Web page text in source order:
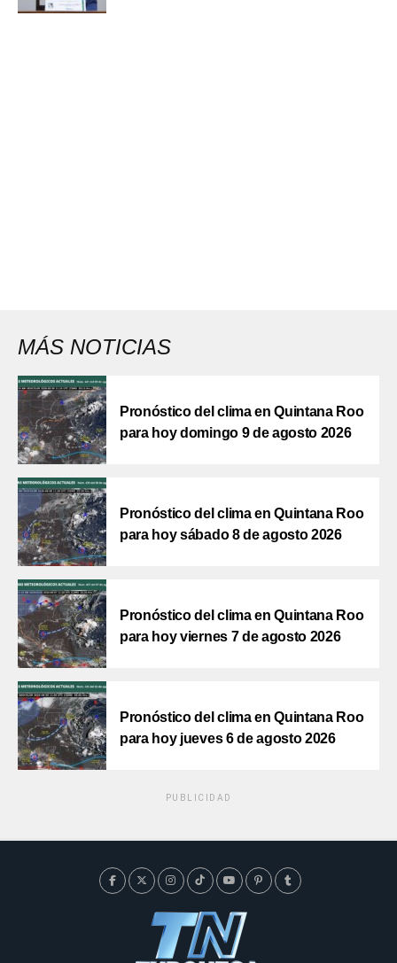
MÁS NOTICIAS
Pronóstico del clima en Quintana Roo
para hoy domingo 9 de agosto 2026
Pronóstico del clima en Quintana Roo
para hoy sábado 8 de agosto 2026
Pronóstico del clima en Quintana Roo
para hoy viernes 7 de agosto 2026
Pronóstico del clima en Quintana Roo
para hoy jueves 6 de agosto 2026
PUBLICIDAD